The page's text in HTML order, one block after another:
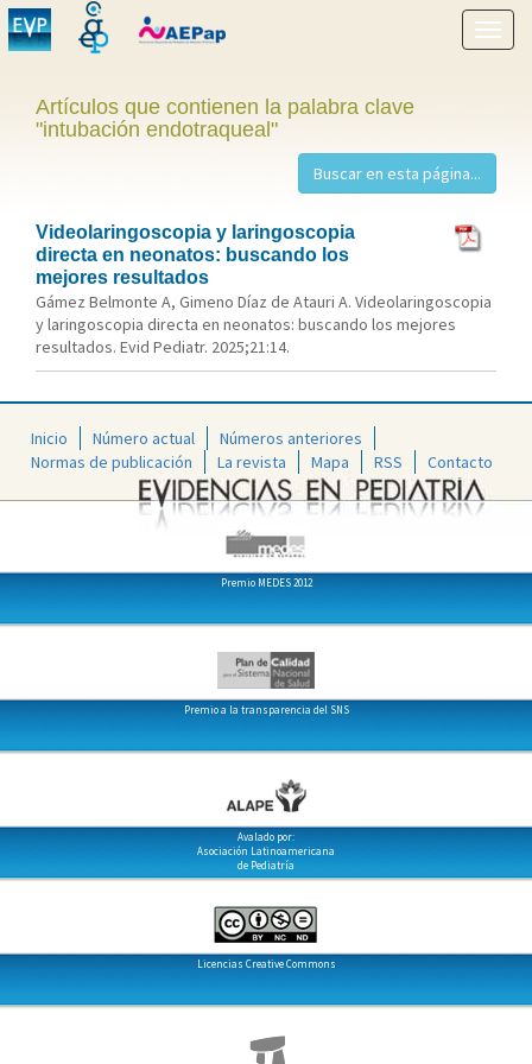
menú
Artículos que contienen la palabra clave
"intubación endotraqueal"
Videolaringoscopia y laringoscopia
directa en neonatos: buscando los
mejores resultados
Gámez Belmonte A, Gimeno Díaz de Atauri A. Videolaringoscopia
y laringoscopia directa en neonatos: buscando los mejores
resultados. Evid Pediatr. 2025;21:14.
Inicio Número actual
Números anteriores
Normas de publicación
La revista Mapa RSS Contacto
Premio MEDES 2012
Premio a la transparencia del SNS
Avalado por:
Asociación Latinoamericana
de Pediatría
Licencias Creative Commons